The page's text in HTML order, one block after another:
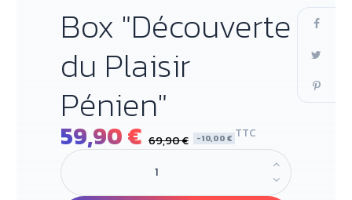
Box "Découverte
du Plaisir
Pénien"
59,90 € 69,90 € -10,00 € TTC